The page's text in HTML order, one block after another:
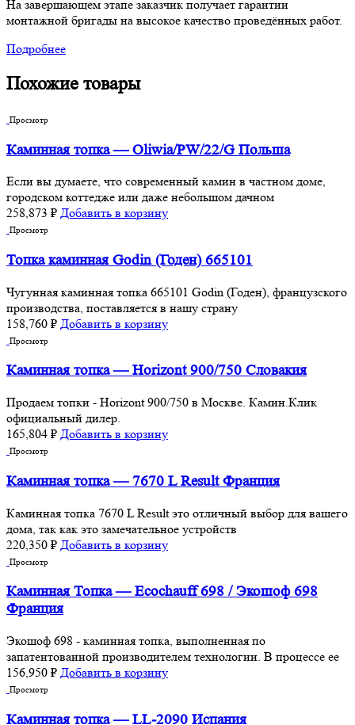
На завершающем этапе заказчик получает гарантии
монтажной бригады на высокое качество проведённых работ.
Подробнее
Похожие товары
Просмотр
Каминная топка — Oliwia/PW/22/G Польша
Если вы думаете, что современный камин в частном доме,
городском коттедже или даже небольшом дачном
258,873 ₽ Добавить в корзину
Просмотр
Топка каминная Godin (Годен) 665101
Чугунная каминная топка 665101 Godin (Годен), французского
производства, поставляется в нашу страну
158,760 ₽ Добавить в корзину
Просмотр
Каминная топка — Horizont 900/750 Словакия
Продаем топки - Horizont 900/750 в Москве. Камин.Клик
официальный дилер.
165,804 ₽ Добавить в корзину
Просмотр
Каминная топка — 7670 L Rеsult Франция
Каминная топка 7670 L Rеsult это отличный выбор для вашего
дома, так как это замечательное устройств
220,350 ₽ Добавить в корзину
Просмотр
Каминная Топка — Ecochauff 698 / Экошоф 698
Франция
Экошоф 698 - каминная топка, выполненная по
запатентованной производителем технологии. В процессе ее
156,950 ₽ Добавить в корзину
Просмотр
Каминная топка — LL-2090 Испания